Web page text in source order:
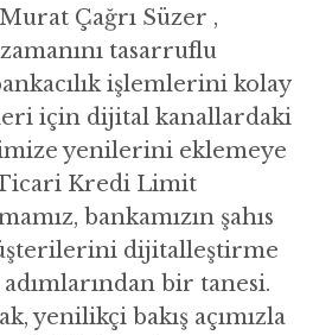
Çağrı Süzer ,
tasarruflu
işlemlerini kolay
için dijital kanallardaki
yenilerini eklemeye
Kredi Limit
bankamızın şahıs
dijitalleştirme
bir tanesi.
yenilikçi bakış açımızla